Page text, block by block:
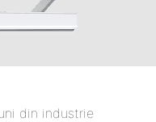
din industrie